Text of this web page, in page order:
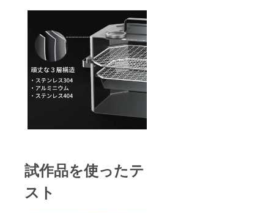
試作品を使ったテ
スト